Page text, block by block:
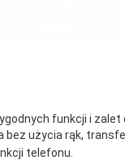
funkcji i
bez użycia rąk,
telefonu.